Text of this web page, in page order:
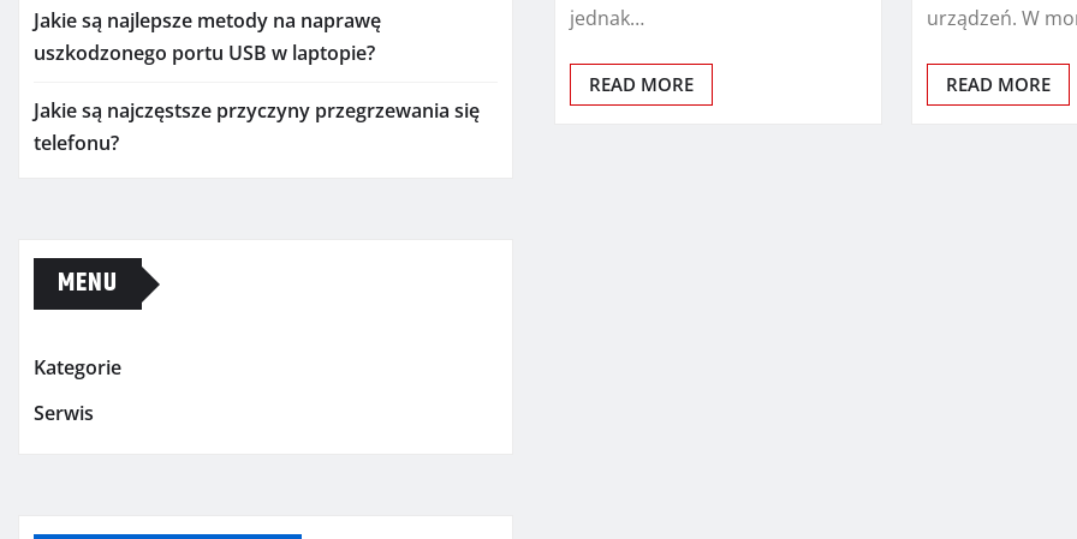
Jakie są najlepsze metody na naprawę
uszkodzonego portu USB w laptopie?
Jakie są najczęstsze przyczyny przegrzewania się
telefonu?
MENU
Kategorie
Serwis
jednak…
READ MORE
urządzeń. W
READ MORE